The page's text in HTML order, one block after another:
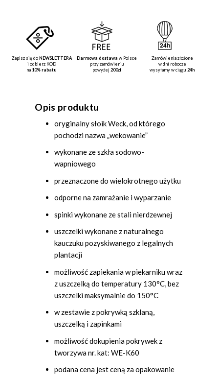
Zapisz się doNEWSLETTERA
i odbierz KOD
na 10% rabatu
Darmowa dostawa w Polsce
przy zamówieniu
powyżej200zł
Zamówienia złożone
w dni robocze
wysyłamy w ciągu24h
Opis produktu
oryginalny słoik Weck, od którego
pochodzi nazwa „wekowanie”
wykonane ze szkła sodowo-
wapniowego
przeznaczone do wielokrotnego użytku
odporne na zamrażanie i wyparzanie
spinki wykonane ze stali nierdzewnej
uszczelki wykonane z naturalnego
kauczuku pozyskiwanego z legalnych
plantacji
możliwość zapiekania w piekarniku wraz
z uszczelką do temperatury 130°C, bez
uszczelki maksymalnie do 150°C
w zestawie z pokrywką szklaną,
uszczelką i zapinkami
możliwość dokupienia pokrywek z
tworzywa nr. kat: WE-K60
podana cena jest ceną za opakowanie